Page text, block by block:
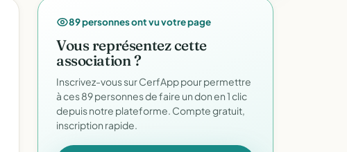
89 personnes ont vu votre page
Vous représentez cette
association ?
Inscrivez-vous sur CerfApp pour permettre
à ces 89 personnes de faire un don en 1 clic
depuis notre plateforme. Compte gratuit,
inscription rapide.